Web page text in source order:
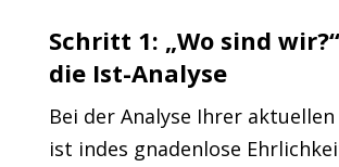
Schritt 1: „Wo sind
die Ist-Analyse
Bei der Analyse Ihrer
ist indes gnadenlose